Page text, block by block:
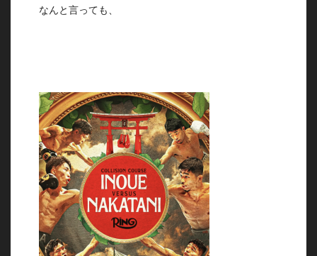
なんと言っても、